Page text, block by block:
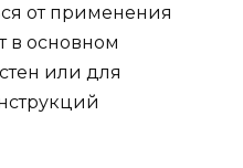
от применения
в основном
или для